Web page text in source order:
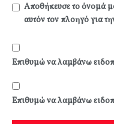
Αποθήκευσε το όνομά
αυτόν τον πλοηγό για
Επιθυμώ να λαμβάνω
Επιθυμώ να λαμβάνω